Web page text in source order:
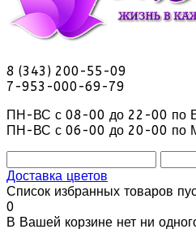
8 (343) 200-55-09
7-953-000-69-79
ПН-ВС с 08-00 до 22-00 по
ПН-ВС с 06-00 до 20-00 по
Доставка цветов
Список избранных товаров
0
В Вашей корзине нет ни